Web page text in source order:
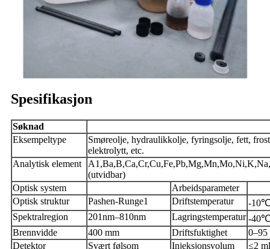
Spesifikasjon
Søknad
Eksempeltype
Smøreolje, hydraulikkolje, fyringsolje, fett,
elektrolytt, etc.
Analytisk element
(utvidbar)
Optisk system
Arbeidsparameter
Optisk struktur
Pashen-Runge1 Driftstemperatur
-
Spektralregion
201nm–810nm Lagringstemperatur -
Brennvidde
400 mm Driftsfuktighet
0–95
Detektor
Svært følsom
Injeksjonsvolum ≤2 ml